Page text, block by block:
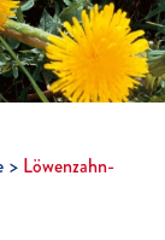
Löwenzahn-